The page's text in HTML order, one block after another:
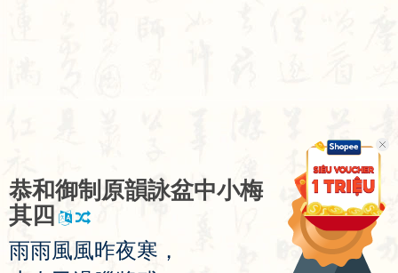
恭和御制 原韻詠盆中小梅
其 四
雨雨風風昨夜寒 ，